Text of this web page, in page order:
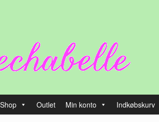
Shop Outlet Min konto Indkøbskurv